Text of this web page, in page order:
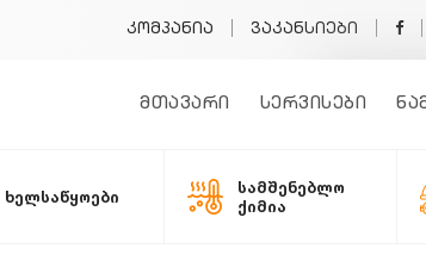
კომპანია ვაკანსიები
მთავარი სერვისები
ხელსაწყოები
სამშენებლო
ქიმია